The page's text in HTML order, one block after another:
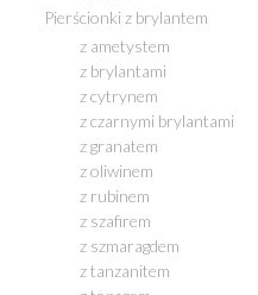
Pierścionki z brylantem
z ametystem
z brylantami
z cytrynem
z czarnymi brylantami
z granatem
z oliwinem
z rubinem
z szafirem
z szmaragdem
z tanzanitem